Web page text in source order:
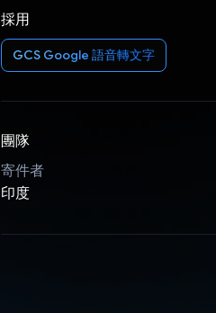
採用
GCS Google 語音轉文字
團隊
寄件者
印度